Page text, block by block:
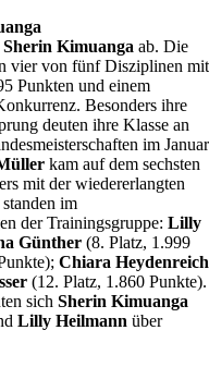
Sherin Kimuanga ab. Die
vier von fünf Disziplinen mit
Punkten und einem
Besonders ihre
deuten ihre Klasse an
im Januar
kam auf dem sechsten
mit der wiedererlangten
im
der Trainingsgruppe:Lilly
Günther (8. Platz, 1.999
Chiara Heydenreich
(12. Platz, 1.860 Punkte).
sichSherin Kimuanga
Lilly Heilmann über